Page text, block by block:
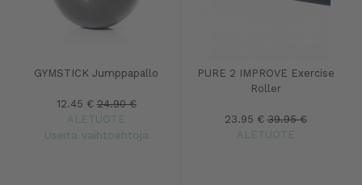
GYMSTICK Jumppapallo
12.45 € 24.90 €
ALETUOTE
Useita vaihtoehtoja
PURE 2 IMPROVE Exercise
Roller
23.95 € 39.95 €
ALETUOTE